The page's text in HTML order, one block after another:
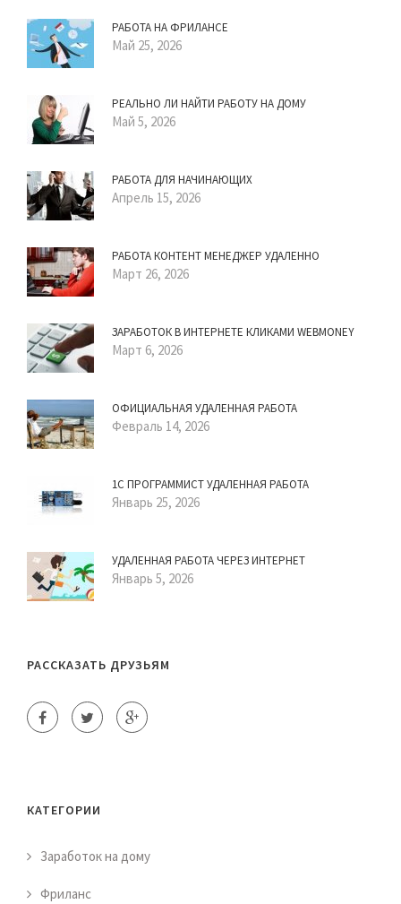
РАБОТА НА ФРИЛАНСЕ
Май 25, 2026
РЕАЛЬНО ЛИ НАЙТИ РАБОТУ НА ДОМУ
Май 5, 2026
РАБОТА ДЛЯ НАЧИНАЮЩИХ
Апрель 15, 2026
РАБОТА КОНТЕНТ МЕНЕДЖЕР УДАЛЕННО
Март 26, 2026
ЗАРАБОТОК В ИНТЕРНЕТЕ КЛИКАМИ WEBMONEY
Март 6, 2026
ОФИЦИАЛЬНАЯ УДАЛЕННАЯ РАБОТА
Февраль 14, 2026
1С ПРОГРАММИСТ УДАЛЕННАЯ РАБОТА
Январь 25, 2026
УДАЛЕННАЯ РАБОТА ЧЕРЕЗ ИНТЕРНЕТ
Январь 5, 2026
РАССКАЗАТЬ ДРУЗЬЯМ
КАТЕГОРИИ
Заработок на дому
Фриланс